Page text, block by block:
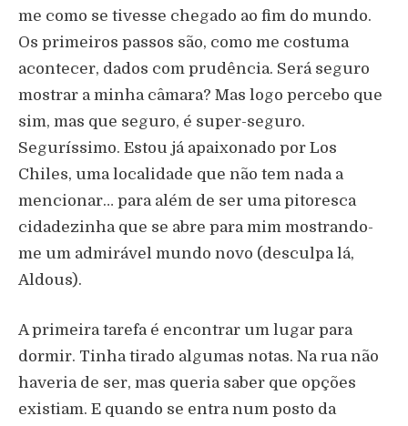
me como se tivesse chegado ao fim do mundo.
Os primeiros passos são, como me costuma
acontecer, dados com prudência. Será seguro
mostrar a minha câmara? Mas logo percebo que
sim, mas que seguro, é super-seguro.
Seguríssimo. Estou já apaixonado por Los
Chiles, uma localidade que não tem nada a
mencionar… para além de ser uma pitoresca
cidadezinha que se abre para mim mostrando-
me um admirável mundo novo (desculpa lá,
Aldous).
A primeira tarefa é encontrar um lugar para
dormir. Tinha tirado algumas notas. Na rua não
haveria de ser, mas queria saber que opções
existiam. E quando se entra num posto da